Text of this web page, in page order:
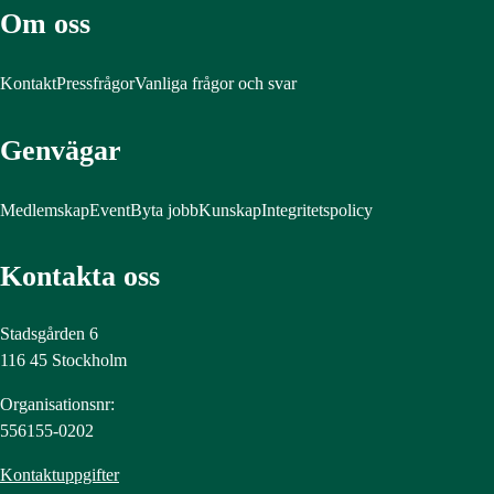
Om oss
KontaktPressfrågorVanliga frågor och svar
Genvägar
MedlemskapEventByta jobbKunskapIntegritetspolicy
Kontakta oss
Stadsgården 6
116 45 Stockholm
Organisationsnr:
556155-0202
Kontaktuppgifter